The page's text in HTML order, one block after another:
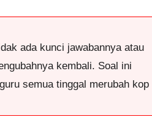
ada kunci jawabannya atau
kembali. Soal ini
semua tinggal merubah kop